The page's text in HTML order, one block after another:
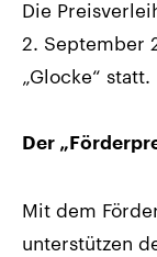
Die
2. September
„Glocke“ statt.
Der
Mit dem
unterstützen